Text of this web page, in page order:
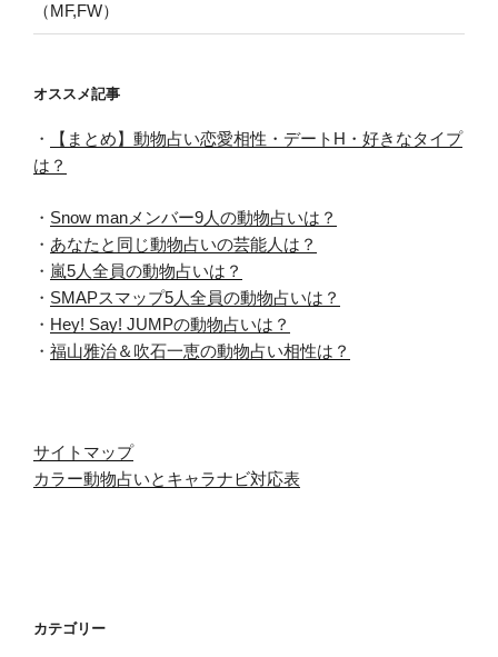
（MF,FW）
オススメ記事
・
【まとめ】動物占い恋愛相性・デートH・好きなタイプ
は？
・ Snow manメンバー9人の動物占いは？
・ あなたと同じ動物占いの芸能人は？
・ 嵐5人全員の動物占いは？
・ SMAPスマップ5人全員の動物占いは？
・ Hey! Say! JUMPの動物占いは？
・ 福山雅治＆吹石一恵の動物占い相性は？
サイトマップ
カラー動物占いとキャラナビ対応表
カテゴリー